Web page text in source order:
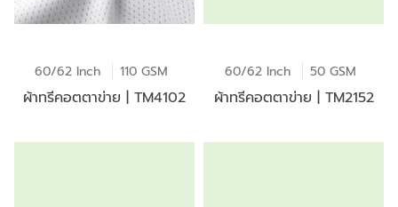
60/62 Inch 110 GSM
ผ้าทรีคอตตาข่าย | TM4102
60/62 Inch 50 GSM
ผ้าทรีคอตตาข่าย | TM2152